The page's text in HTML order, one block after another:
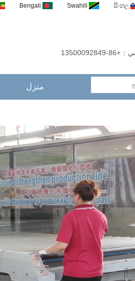
Bengali Swahili සිංහල
منزل